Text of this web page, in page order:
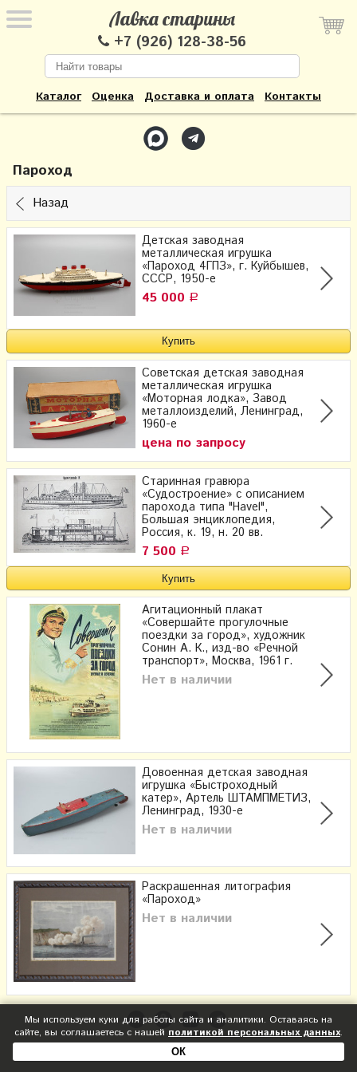
Лавка старины
+7 (926) 128-38-56
Каталог Оценка Доставка и оплата Контакты
Пароход
Назад
Детская заводная
металлическая игрушка
«Пароход 4ГПЗ», г. Куйбышев,
СССР, 1950-е
45 000 Р
Советская детская заводная
металлическая игрушка
«Моторная лодка», Завод
металлоизделий, Ленинград,
1960-е
цена по запросу
Старинная гравюра
«Судостроение» с описанием
парохода типа "Havel",
Большая энциклопедия,
Россия, к. 19, н. 20 вв.
7 500 Р
Агитационный плакат
«Совершайте прогулочные
поездки за город», художник
Сонин А. К., изд-во «Речной
транспорт», Москва, 1961 г.
Нет в наличии
Довоенная детская заводная
игрушка «Быстроходный
катер», Артель ШТАМПМЕТИЗ,
Ленинград, 1930-е
Нет в наличии
Раскрашенная литография
«Пароход»
Нет в наличии
Мы используем куки для работы сайта и аналитики. Оставаясь на
сайте, вы соглашаетесь с нашей политикой персональных данных.
ОК